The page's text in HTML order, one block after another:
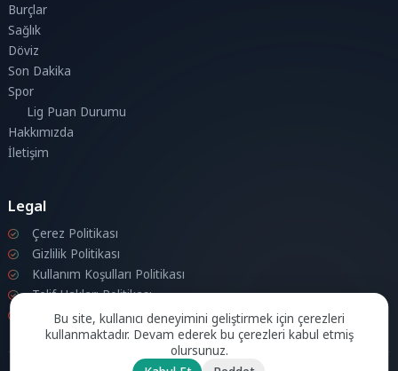
Burçlar
Sağlık
Döviz
Son Dakika
Spor
Lig Puan Durumu
Hakkımızda
İletişim
Legal
Çerez Politikası
Gizlilik Politikası
Kullanım Koşulları Politikası
Telif Hakları Politikası
İletişim
Bu site, kullanıcı deneyimini geliştirmek için çerezleri
kullanmaktadır. Devam ederek bu çerezleri kabul etmiş
olursunuz.